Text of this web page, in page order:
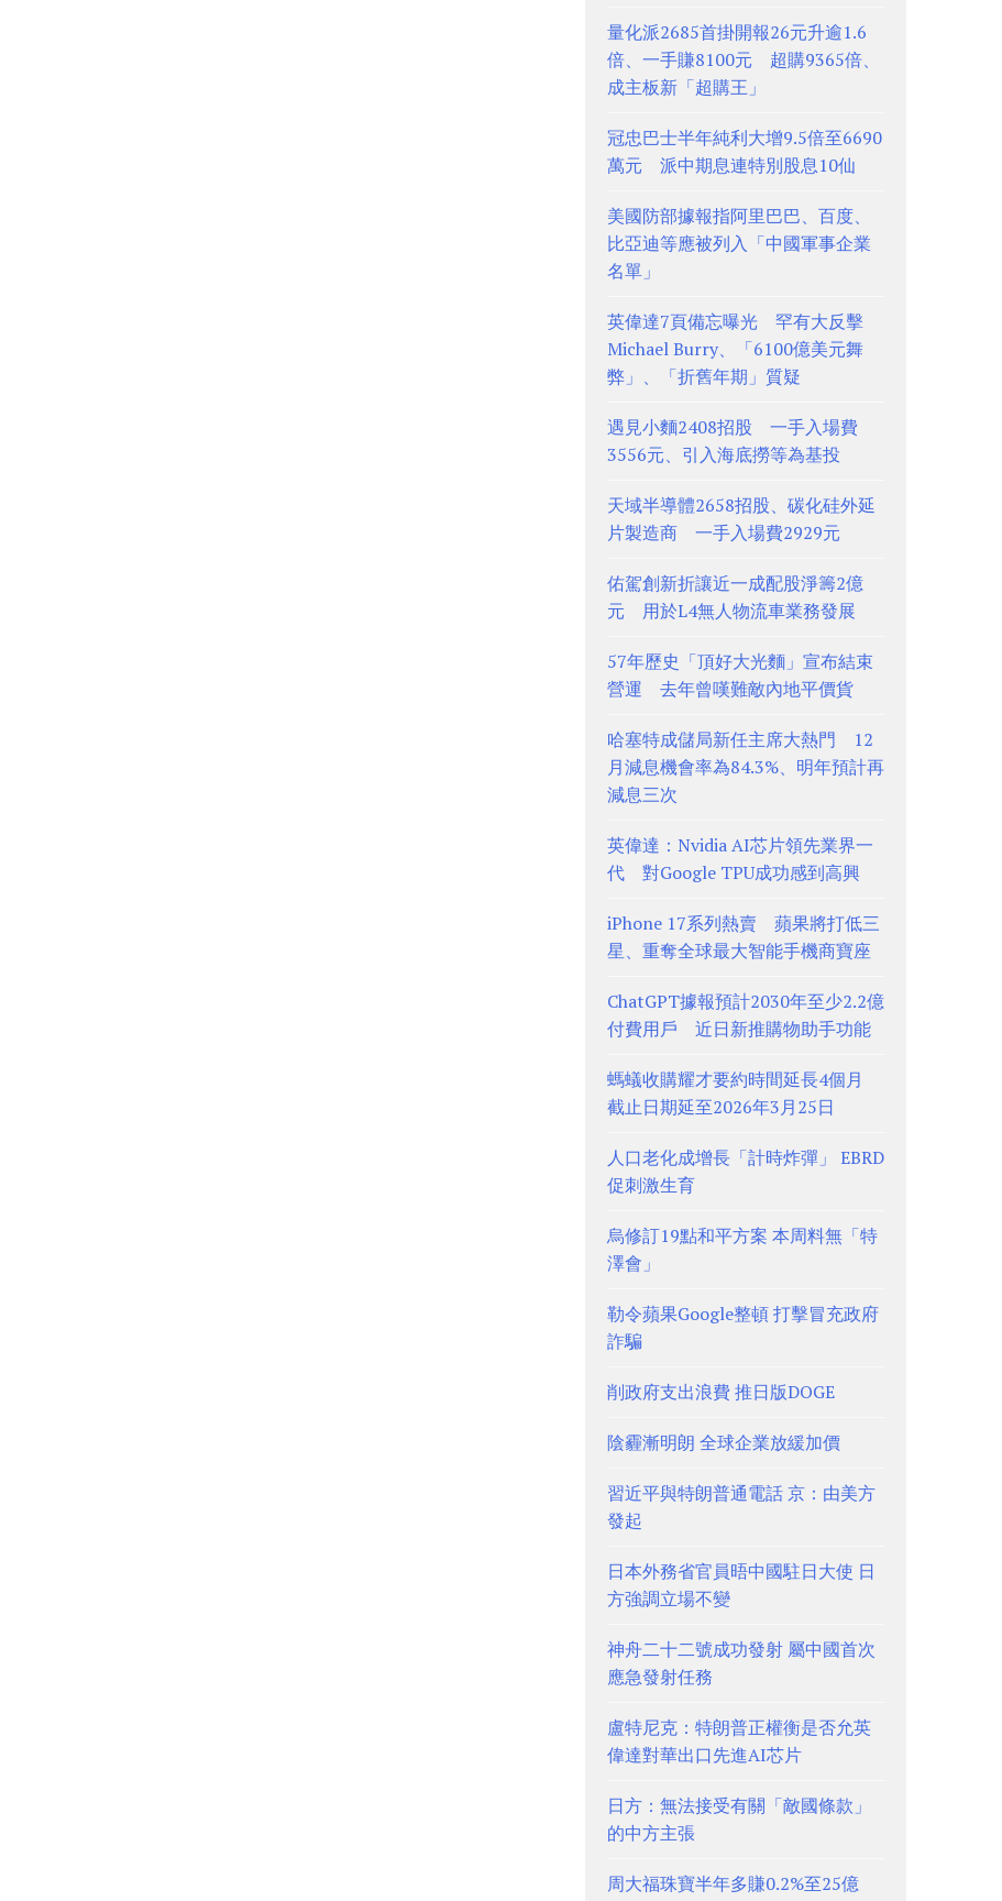
量化派2685首掛開報26元升逾1.6
倍、一手賺8100元 超購9365倍、
成主板新「超購王」
冠忠巴士半年純利大增9.5倍至6690
萬元 派中期息連特別股息10仙
美國防部據報指阿里巴巴、百度、
比亞迪等應被列入「中國軍事企業
名單」
英偉達7頁備忘曝光 罕有大反擊
Michael Burry、「6100億美元舞
弊」、「折舊年期」質疑
遇見小麵2408招股 一手入場費
3556元、引入海底撈等為基投
天域半導體2658招股、碳化硅外延
片製造商 一手入場費2929元
佑駕創新折讓近一成配股淨籌2億
元 用於L4無人物流車業務發展
57年歷史「頂好大光麵」宣布結束
營運 去年曾嘆難敵內地平價貨
哈塞特成儲局新任主席大熱門 12
月減息機會率為84.3%、明年預計再
減息三次
英偉達：Nvidia AI芯片領先業界一
代 對Google TPU成功感到高興
iPhone 17系列熱賣 蘋果將打低三
星、重奪全球最大智能手機商寶座
ChatGPT據報預計2030年至少2.2億
付費用戶 近日新推購物助手功能
螞蟻收購耀才要約時間延長4個月
截止日期延至2026年3月25日
人口老化成增長「計時炸彈」 EBRD
促刺激生育
烏修訂19點和平方案 本周料無「特
澤會」
勒令蘋果Google整頓 打擊冒充政府
詐騙
削政府支出浪費 推日版DOGE
陰霾漸明朗 全球企業放緩加價
習近平與特朗普通電話 京：由美方
發起
日本外務省官員晤中國駐日大使 日
方強調立場不變
神舟二十二號成功發射 屬中國首次
應急發射任務
盧特尼克：特朗普正權衡是否允英
偉達對華出口先進AI芯片
日方：無法接受有關「敵國條款」
的中方主張
周大福珠寶半年多賺0.2%至25億